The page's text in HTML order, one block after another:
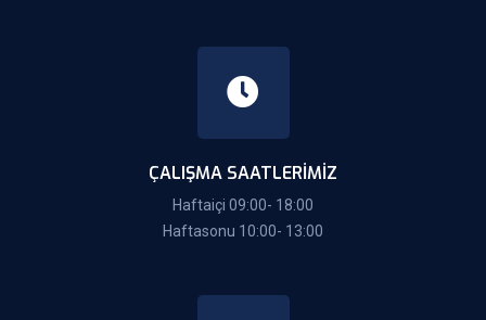
ÇALIŞMA SAATLERIMIZ
Haftaiçi 09:00- 18:00
Haftasonu 10:00- 13:00